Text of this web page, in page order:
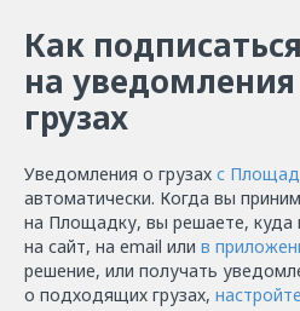
Как подписаться
на
грузах
Уведомления о грузах с
автоматически. Когда вы
на Площадку, вы решаете, куда
на сайт, на email или в
решение, или получать
о подходящих грузах,